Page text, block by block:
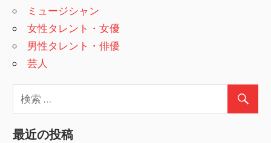
ミュージシャン
女性タレント・女優
男性タレント・俳優
芸人
最近の投稿